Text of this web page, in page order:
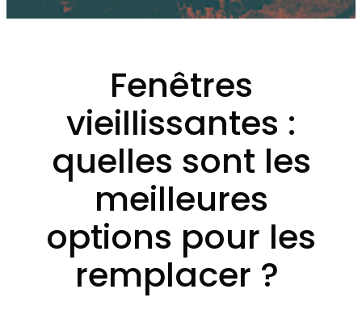
Fenêtres
vieillissantes :
quelles sont les
meilleures
options pour les
remplacer ?